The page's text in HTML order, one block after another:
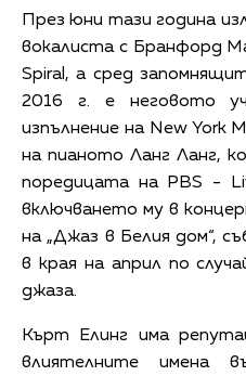
През юни тази година
вокалиста с Бранфорд
Spiral, а сред
2016 г. е неговото
изпълнение на New York
на пианото Ланг Ланг,
поредицата на PBS -
включването му в
на „Джаз в Белия дом“,
в края на април по
джаза.
Кърт Елинг има
влиятелните имена